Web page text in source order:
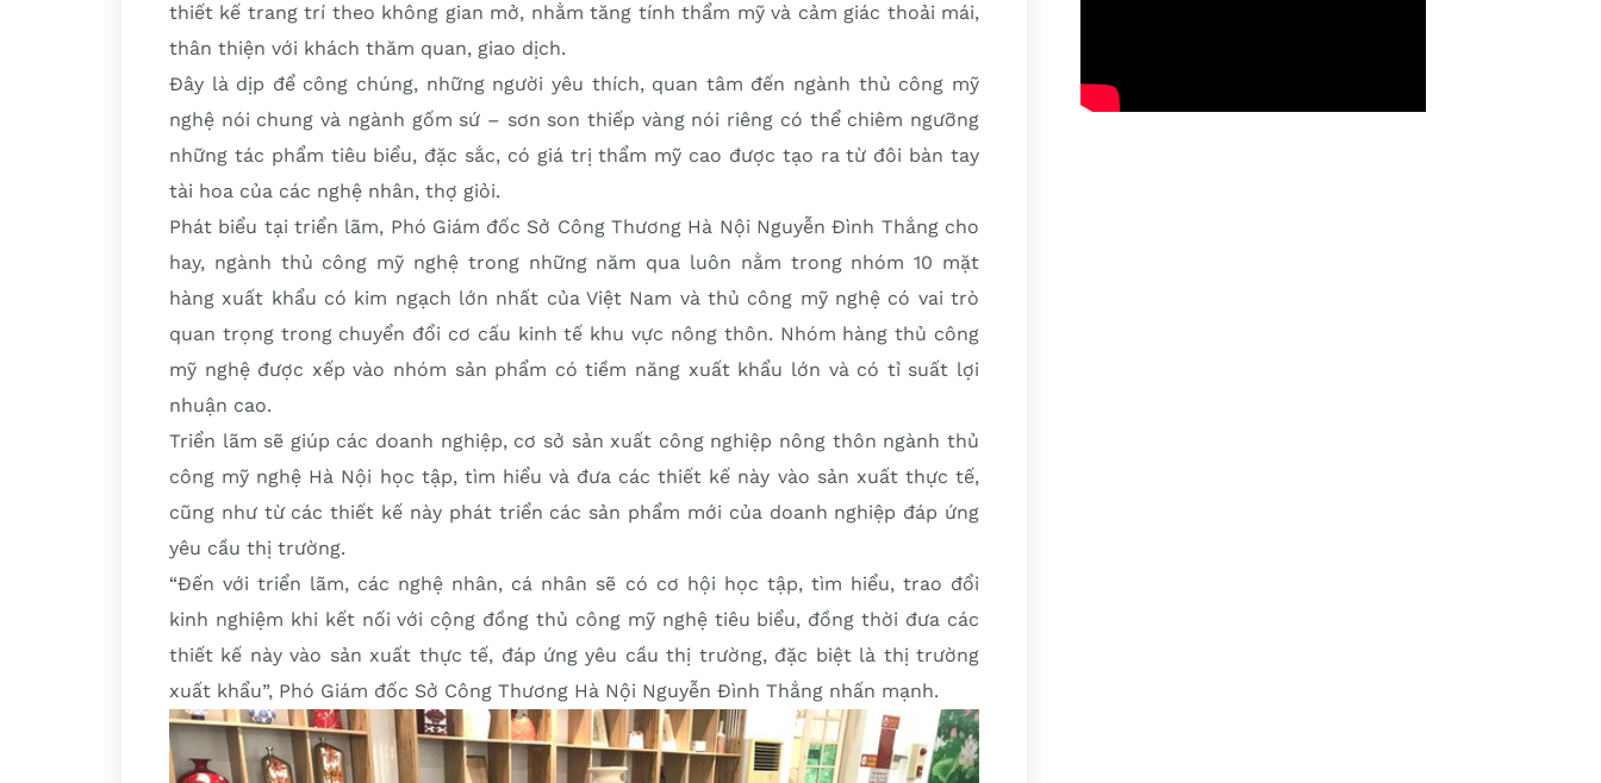
thiết kế trang trí theo không gian mở, nhằm tăng tính thẩm mỹ và cảm giác thoải mái,
thân thiện với khách thăm quan, giao dịch.
Đây là dịp để công chúng, những người yêu thích, quan tâm đến ngành thủ công mỹ
nghệ nói chung và ngành gốm sứ – sơn son thiếp vàng nói riêng có thể chiêm ngưỡng
những tác phẩm tiêu biểu, đặc sắc, có giá trị thẩm mỹ cao được tạo ra từ đôi bàn tay
tài hoa của các nghệ nhân, thợ giỏi.
Phát biểu tại triển lãm, Phó Giám đốc Sở Công Thương Hà Nội Nguyễn Đình Thắng cho
hay, ngành thủ công mỹ nghệ trong những năm qua luôn nằm trong nhóm 10 mặt
hàng xuất khẩu có kim ngạch lớn nhất của Việt Nam và thủ công mỹ nghệ có vai trò
quan trọng trong chuyển đổi cơ cấu kinh tế khu vực nông thôn. Nhóm hàng thủ công
mỹ nghệ được xếp vào nhóm sản phẩm có tiềm năng xuất khẩu lớn và có tỉ suất lợi
nhuận cao.
Triển lãm sẽ giúp các doanh nghiệp, cơ sở sản xuất công nghiệp nông thôn ngành thủ
công mỹ nghệ Hà Nội học tập, tìm hiểu và đưa các thiết kế này vào sản xuất thực tế,
cũng như từ các thiết kế này phát triển các sản phẩm mới của doanh nghiệp đáp ứng
yêu cầu thị trường.
“Đến với triển lãm, các nghệ nhân, cá nhân sẽ có cơ hội học tập, tìm hiểu, trao đổi
kinh nghiệm khi kết nối với cộng đồng thủ công mỹ nghệ tiêu biểu, đồng thời đưa các
thiết kế này vào sản xuất thực tế, đáp ứng yêu cầu thị trường, đặc biệt là thị trường
xuất khẩu”, Phó Giám đốc Sở Công Thương Hà Nội Nguyễn Đình Thắng nhấn mạnh.